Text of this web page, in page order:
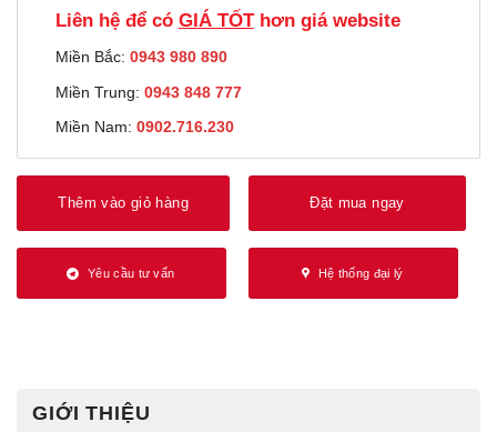
Liên hệ để có GIÁ TỐThơn giá website
Miền Bắc: 0943 980 890
Miền Trung: 0943 848 777
Miền Nam: 0902.716.230
Thêm vào giỏ hàng Đặt mua ngay
Yêu cầu tư vấn Hệ thống đại lý
GIỚI THIỆU